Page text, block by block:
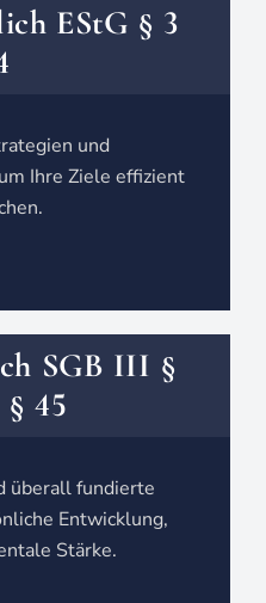
EStG § 3
und
Ihre Ziele effizient
SGB III §
45
überall fundierte
Entwicklung,
Stärke.